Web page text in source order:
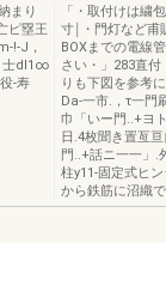
まり
ピ塁王
!-J，
士dl1∞
-寿
「・取付けは繍
寸￨・門灯など甫
BOXまでの電線
さい・」283直
りも下図を参考
Da-一市.，τ一門
巾「いー門..+ヨ
日.4枚聞き置亙
門..+話ニ一一」.
柱y11-固定式ヒ
から鉄筋に沼織